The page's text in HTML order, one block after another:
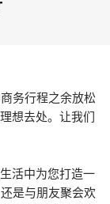
务行程之余放松
想去处。让我们
活中为您打造一
是与朋友聚会欢